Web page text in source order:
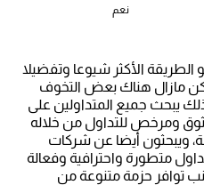
نعم
الطريقة الأكثر شيوعا وتفضيلا
مازال هناك بعض التخوف
يبحث جميع المتداولين على
ومرخص للتداول من خلاله
ويبحثون أيضا عن شركات
متطورة واحترافية وفعالة
توافر حزمة متنوعة من